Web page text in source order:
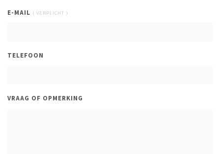
E-MAIL ( VERPLICHT )
TELEFOON
VRAAG OF OPMERKING